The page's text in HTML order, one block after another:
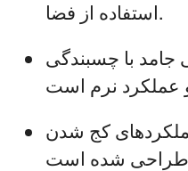
استفاده از فضا.
جامد با چسبندگی
کج شدن